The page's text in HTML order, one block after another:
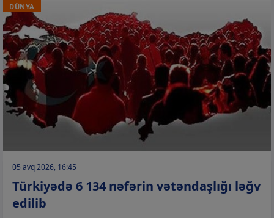
DÜNYA
05 avq 2026, 16:45
Türkiyədə 6 134 nəfərin vətəndaşlığı ləğv
edilib